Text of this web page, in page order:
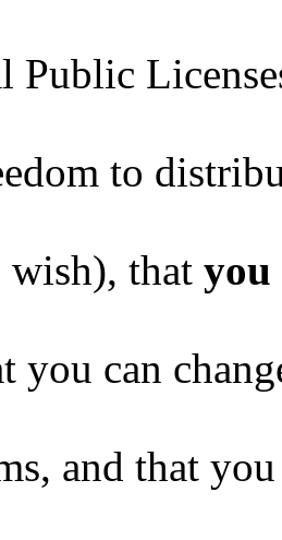
Public
to
that you
you can
and that